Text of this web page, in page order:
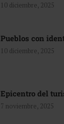
10 diciembre, 2025
Pueblos con
10 diciembre, 2025
Epicentro del
7 noviembre, 2025